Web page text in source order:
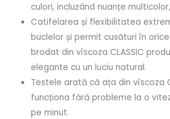
culori, incluzând nuanțe
Catifelarea și flexibilitatea
buclelor și permit cusături în
brodat din vîscoza CLASSIC
elegante cu un luciu natural.
Testele arată că ața din vîscoza
funcționa fără probleme la o
pe minut.